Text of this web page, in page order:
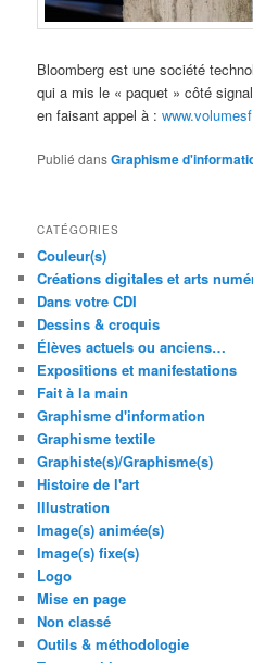
Bloomberg est une société
qui a mis le « paquet » côté
en faisant appel à :
Publié dansGraphisme
CATÉGORIES
Couleur(s)
Créations digitales et arts
Dans votre CDI
Dessins & croquis
Élèves actuels ou anciens…
Expositions et manifestations
Fait à la main
Graphisme d'information
Graphisme textile
Graphiste(s)/Graphisme(s)
Histoire de l'art
Illustration
Image(s) animée(s)
Image(s) fixe(s)
Logo
Mise en page
Non classé
Outils & méthodologie